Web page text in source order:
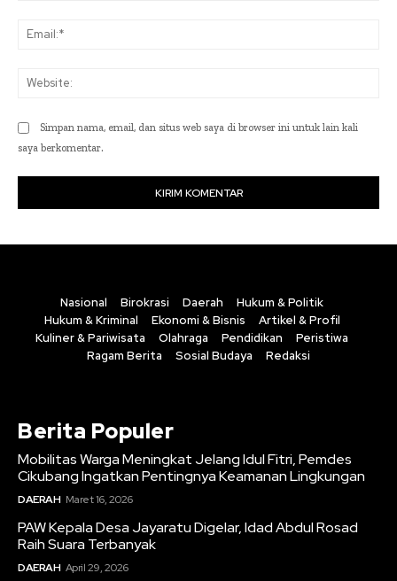
Simpan nama, email, dan situs web saya di browser ini untuk lain kali
saya berkomentar.
Nasional Birokrasi Daerah
Hukum & Politik
Hukum & Kriminal
Ekonomi & Bisnis
Artikel & Profil
Kuliner & Pariwisata
Olahraga Pendidikan
Peristiwa
Ragam Berita
Sosial Budaya Redaksi
Berita Populer
Mobilitas Warga Meningkat Jelang Idul Fitri, Pemdes
Cikubang Ingatkan Pentingnya Keamanan Lingkungan
DAERAH Maret 16, 2026
PAW Kepala Desa Jayaratu Digelar, Idad Abdul Rosad
Raih Suara Terbanyak
DAERAH April 29, 2026